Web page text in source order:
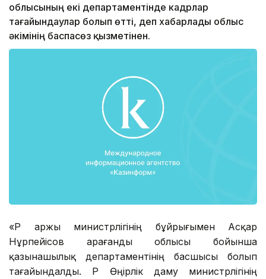
облысының екі департаментінде кадрлар
тағайындаулар болып өтті, деп хабарлады облыс
әкімінің баспасөз қызметінен.
«ҚР Қаржы министрлігінің бұйрығымен Асқар
Нұрпейісов Қарағанды облысы бойынша
қазынашылық департаментінің басшысы болып
тағайындалды. ҚР Өңірлік даму министрлігінің